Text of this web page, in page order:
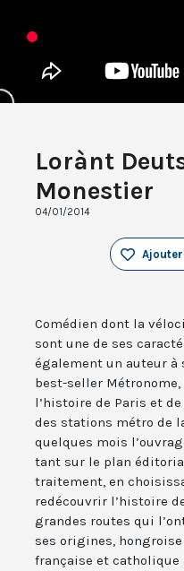
Lorànt
Monestier
04/01/2014
Comédien dont la
sont une de ses
également un auteur à
best-seller
l’histoire de Paris et
des stations métro de
quelques mois
tant sur le plan
traitement, en
redécouvrir l’histoire
grandes routes qui
ses origines,
française et